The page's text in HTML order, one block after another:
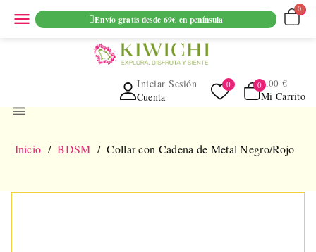
ENVIO GRATUITO EN PEDIDOS SUPERIORES A 69€ EN
PENINSULA
Cuenta
Iniciar Sesión
Mi Carrito
0,00 €
menu
Inicio BDSM Collar con Cadena de Metal Negro/Rojo
menu Envío gratis desde 69€ en península